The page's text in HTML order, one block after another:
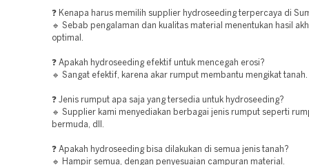
❓ Kenapa harus memilih supplier hydroseeding terpercaya di
🔹 Sebab pengalaman dan kualitas material menentukan hasil
optimal.
❓ Apakah hydroseeding efektif untuk mencegah erosi?
🔹 Sangat efektif, karena akar rumput membantu mengikat tanah.
❓ Jenis rumput apa saja yang tersedia untuk hydroseeding?
🔹 Supplier kami menyediakan berbagai jenis rumput seperti
bermuda, dll.
❓ Apakah hydroseeding bisa dilakukan di semua jenis tanah?
🔹 Hampir semua, dengan penyesuaian campuran material.